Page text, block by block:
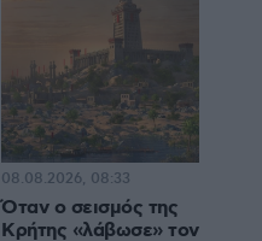
Όταν ο σεισμός της
Κρήτης «λάβωσε» τον
08.08.2026, 08:33